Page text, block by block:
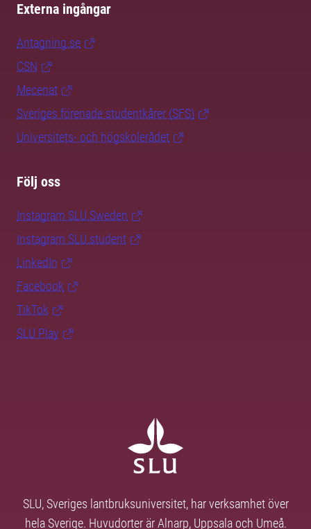
Externa ingångar
Antagning.se
CSN
Mecenat
Sveriges förenade studentkårer (SFS)
Universitets- och högskolerådet
Följ oss
Instagram SLU.Sweden
Instagram SLU.student
LinkedIn
Facebook
TikTok
SLU Play
SLU, Sveriges lantbruksuniversitet, har verksamhet över
hela Sverige. Huvudorter är Alnarp, Uppsala och Umeå.